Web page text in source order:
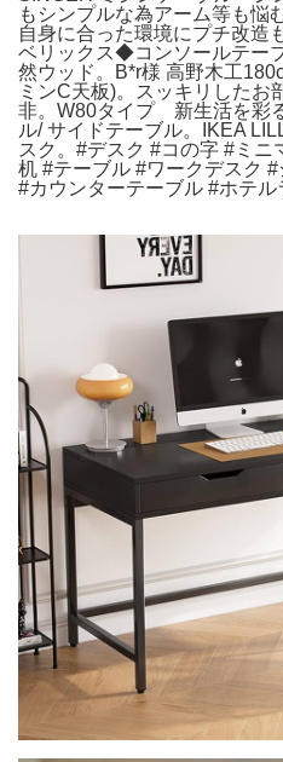
もシンプルな為アーム等も悩
自身に合った環境にプチ改造
ベリックス◆コンソールテー
然ウッド。B*r様 高野木工
ミンC天板)。スッキリしたお
非。W80タイプ 新生活を彩
ル/ サイドテーブル。IKEA
スク。#デスク #コの字 #ミ
机 #テーブル #ワークデスク
#カウンターテーブル #ホテル